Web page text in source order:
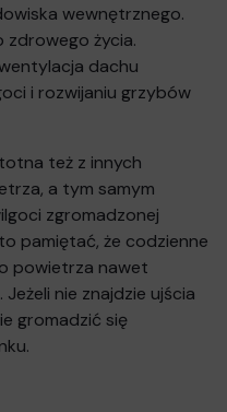
wewnętrznego.
zdrowego życia.
dachu
i rozwijaniu grzybów
też z innych
a tym samym
zgromadzonej
pamiętać, że codzienne
powietrza nawet
nie znajdzie ujścia
gromadzić się